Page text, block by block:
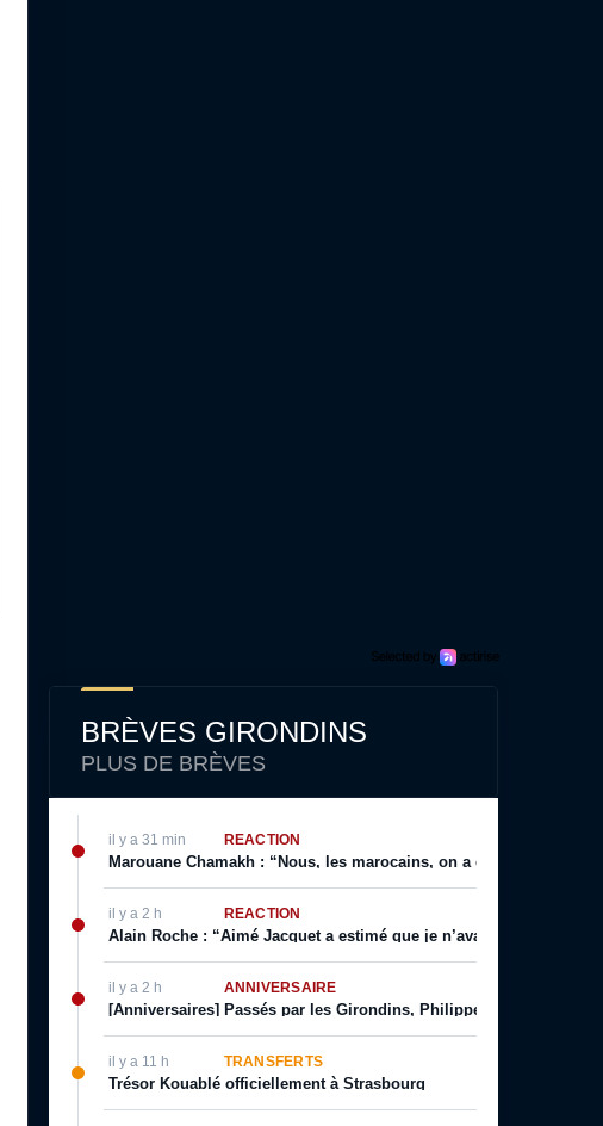
BRÈVES GIRONDINS
PLUS DE BRÈVES
il y a 31 min RÉACTION
Marouane Chamakh : “Nous, les marocains, on a quelque chose
il y a 2 h RÉACTION
Alain Roche : “Aimé Jacquet a estimé que je n’avais pas le
il y a 2 h ANNIVERSAIRE
[Anniversaires] Passés par les Girondins, Philippe Lalanne,
il y a 11 h TRANSFERTS
Trésor Kouablé officiellement à Strasbourg